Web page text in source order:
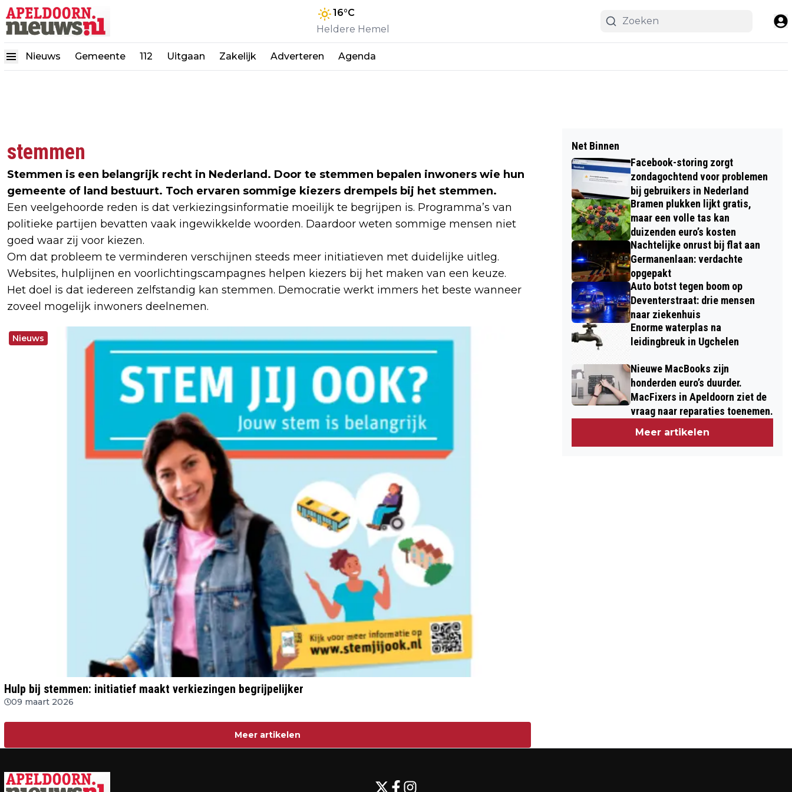
16°C
Heldere Hemel
Nieuws Gemeente 112 Uitgaan Zakelijk Adverteren Agenda
stemmen
Stemmen is een belangrijk recht in Nederland. Door te stemmen bepalen inwoners wie hun
gemeente of land bestuurt. Toch ervaren sommige kiezers drempels bij het stemmen.
Een veelgehoorde reden is dat verkiezingsinformatie moeilijk te begrijpen is. Programma’s van
politieke partijen bevatten vaak ingewikkelde woorden. Daardoor weten sommige mensen niet
goed waar zij voor kiezen.
Om dat probleem te verminderen verschijnen steeds meer initiatieven met duidelijke uitleg.
Websites, hulplijnen en voorlichtingscampagnes helpen kiezers bij het maken van een keuze.
Het doel is dat iedereen zelfstandig kan stemmen. Democratie werkt immers het beste wanneer
zoveel mogelijk inwoners deelnemen.
Nieuws
Hulp bij stemmen: initiatief maakt verkiezingen begrijpelijker
09 maart 2026
Meer artikelen
Net Binnen
Facebook-storing zorgt
zondagochtend voor problemen
bij gebruikers in Nederland
Bramen plukken lijkt gratis,
maar een volle tas kan
duizenden euro’s kosten
Nachtelijke onrust bij flat aan
Germanenlaan: verdachte
opgepakt
Auto botst tegen boom op
Deventerstraat: drie mensen
naar ziekenhuis
Enorme waterplas na
leidingbreuk in Ugchelen
Nieuwe MacBooks zijn
honderden euro’s duurder.
MacFixers in Apeldoorn ziet de
vraag naar reparaties toenemen.
Meer artikelen